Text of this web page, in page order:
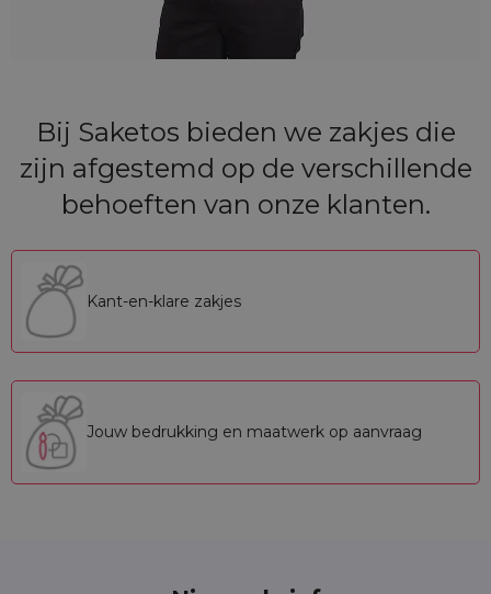
Bij Saketos bieden we zakjes die
zijn afgestemd op de verschillende
behoeften van onze klanten.
Kant-en-klare zakjes
Jouw bedrukking en maatwerk op aanvraag